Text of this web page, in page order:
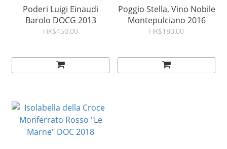
Poderi Luigi Einaudi
Barolo DOCG 2013
HK$450.00
Poggio Stella, Vino Nobile
Montepulciano 2016
HK$180.00